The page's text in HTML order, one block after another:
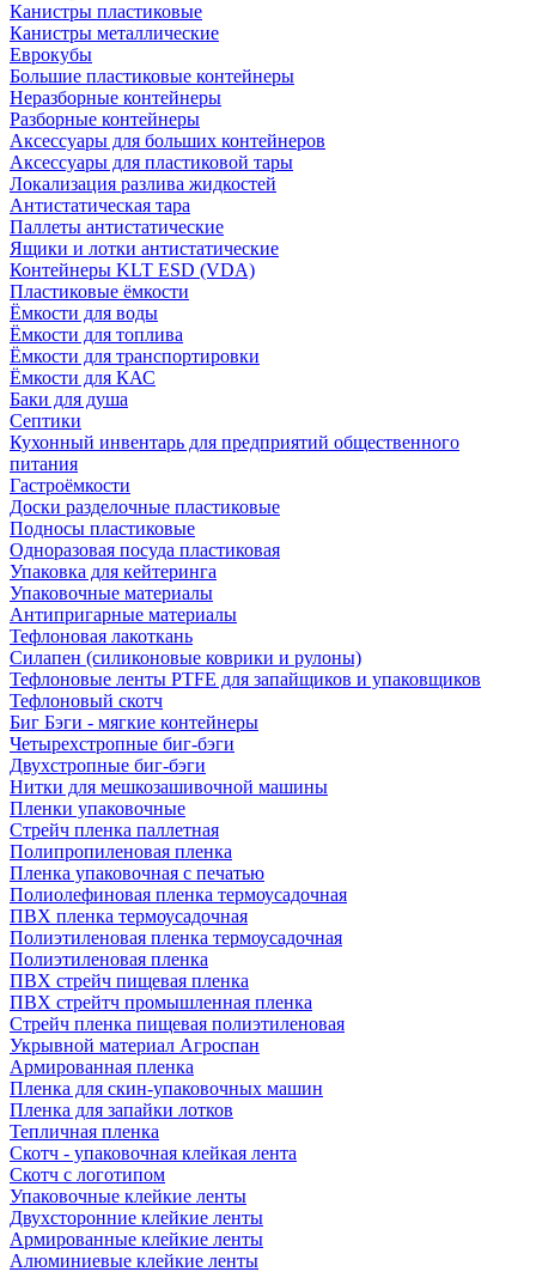
Канистры пластиковые
Канистры металлические
Еврокубы
Большие пластиковые контейнеры
Неразборные контейнеры
Разборные контейнеры
Аксессуары для больших контейнеров
Аксессуары для пластиковой тары
Локализация разлива жидкостей
Антистатическая тара
Паллеты антистатические
Ящики и лотки антистатические
Контейнеры KLT ESD (VDA)
Пластиковые ёмкости
Ёмкости для воды
Ёмкости для топлива
Ёмкости для транспортировки
Ёмкости для КАС
Баки для душа
Септики
Кухонный инвентарь для предприятий общественного
питания
Гастроёмкости
Доски разделочные пластиковые
Подносы пластиковые
Одноразовая посуда пластиковая
Упаковка для кейтеринга
Упаковочные материалы
Антипригарные материалы
Тефлоновая лакоткань
Силапен (силиконовые коврики и рулоны)
Тефлоновые ленты PTFE для запайщиков и упаковщиков
Тефлоновый скотч
Биг Бэги - мягкие контейнеры
Четырехстропные биг-бэги
Двухстропные биг-бэги
Нитки для мешкозашивочной машины
Пленки упаковочные
Стрейч пленка паллетная
Полипропиленовая пленка
Пленка упаковочная с печатью
Полиолефиновая пленка термоусадочная
ПВХ пленка термоусадочная
Полиэтиленовая пленка термоусадочная
Полиэтиленовая пленка
ПВХ стрейч пищевая пленка
ПВХ стрейтч промышленная пленка
Стрейч пленка пищевая полиэтиленовая
Укрывной материал Агроспан
Армированная пленка
Пленка для скин-упаковочных машин
Пленка для запайки лотков
Тепличная пленка
Скотч - упаковочная клейкая лента
Скотч с логотипом
Упаковочные клейкие ленты
Двухсторонние клейкие ленты
Армированные клейкие ленты
Алюминиевые клейкие ленты